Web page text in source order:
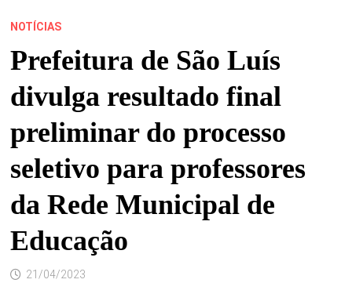
NOTÍCIAS
Prefeitura de São Luís
divulga resultado final
preliminar do processo
seletivo para professores
da Rede Municipal de
Educação
21/04/2023